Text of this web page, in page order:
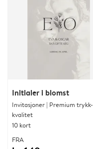
Initialer i blomst
Invitasjoner | Premium trykk-
kvalitet
10 kort
FRA